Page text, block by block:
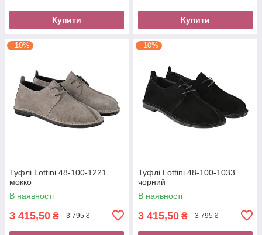
Купити Купити
–10%
Туфлі Lottini 48-100-1221
мокко
В наявності
3 415,50 ₴ 3 795 ₴
–10%
Туфлі Lottini 48-100-1033
чорний
В наявності
3 415,50 ₴ 3 795 ₴